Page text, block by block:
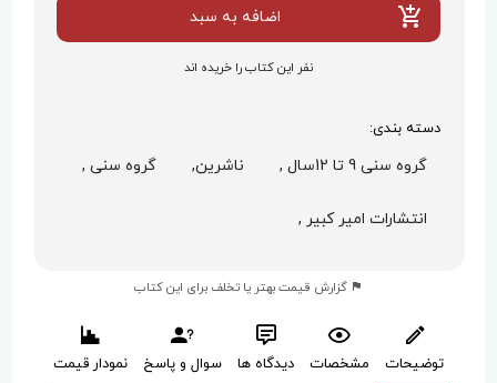
اضافه به سبد
نفر این کتاب را خریده اند
دسته بندی:
گروه سنی 9 تا 12سال , ناشرین, گروه سنی ,
انتشارات امیر کبیر ,
گزارش قیمت بهتر یا تخلف برای این کتاب
توضیحات مشخصات دیدگاه ها سوال و پاسخ نمودار قیمت